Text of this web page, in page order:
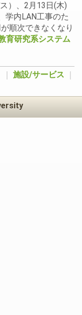
）、2月13日(木)
学内LAN工事のた
順次できなくなり
育研究系システム
施設/サービス